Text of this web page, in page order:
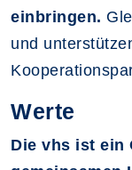
einbringen.
und
Werte
Die vhs ist ein